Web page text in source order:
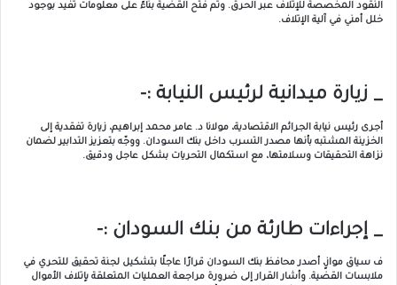
النقود المخصصة للإتلاف عبر الحرق. وتم فتح القضية بناءً على معلومات تفيد بوجود
خلل أمني في آلية الإتلاف.
_ زيارة ميدانية لرئيس النيابة :-
أجرى رئيس نيابة الجرائم الاقتصادية، مولانا د. عامر محمد إبراهيم، زيارة تفقدية إلى
الخزينة المشتبه بأنها مصدر التسرب داخل بنك السودان. ووجّه بتعزيز التدابير لضمان
نزاهة التحقيقات وسلامتها، مع استكمال التحريات بشكل عاجل ودقيق.
_ إجراءات طارئة من بنك السودان :-
ف سياق موازٍ، أصدر محافظ بنك السودان قرارًا عاجلًا بتشكيل لجنة تحقيق للتحري في
ملابسات القضية. وأشار القرار إلى ضرورة مراجعة العمليات المتعلقة بإتلاف الأموال